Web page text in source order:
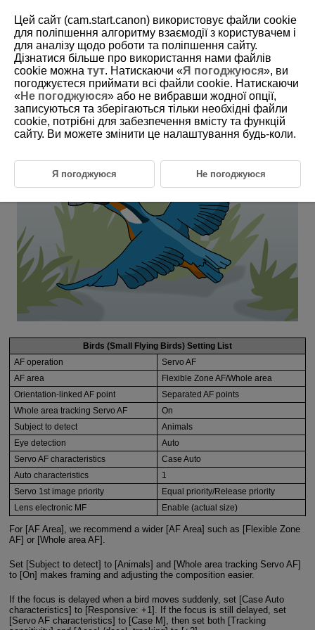
6-34 Animals: Birds (Small Birds Flying or
Diving Into Water)
This setting is perfect for photographing small birds that move
suddenly and quickly.
Birds (Small Flying Birds) Setting List
AF operation
Servo AF
AF area
Flexible Zone AF/Whole area
Orientation-linked AF point
Separated AF points
Whole area tracking Servo AF
On
Subject to detect
Animals
Eye detection
Auto
Servo AF characteristics
Case Auto
Auto characteristics
1
Servo 1st image priority
Equal priority/Release priority
Lens electronic MF
Enable (actual size)
For [AF Area], we recommend a wider [AF Area] such as [Flexible Zone
AF] or [Whole area AF].
Set [Subject to detect] to [Animals] and [Whole area tracking Servo AF]
to [On] makes framing and adjusting the composition easier.
If the focus is delayed when a bird moves suddenly, set [Case Auto
characteristics] to [Responsive: +1]. If the focus is still delayed, set
[Servo AF characteristics] to [Case M], then set both [Tracking
Цей сайт (cam.start.canon) використовує файли cookie
для поліпшення алгоритму взаємодії з користувачем і
для аналізу щодо роботи та поліпшення сайту.
Дізнатися більше про використання нами файлів
cookie можна тут. Натискаючи «Я погоджуюся», ви
погоджуєтеся приймати всі файли cookie. Натискаючи
«Не погоджуюся» або не вибравши жодної опції,
записуються та зберігаються тільки необхідні файли
cookie, потрібні для забезпечення вмісту та функцій
сайту. Ви можете змінити це налаштування будь-коли.
Я погоджуюся Не погоджуюся